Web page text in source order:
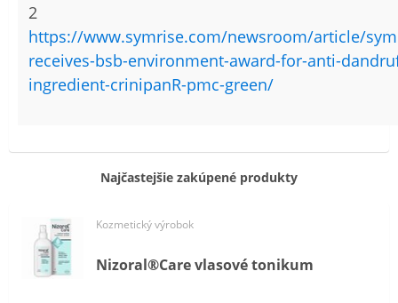
2
https://www.symrise.com/newsroom/article/
receives-bsb-environment-award-for-anti-
ingredient-crinipanR-pmc-green/
Najčastejšie zakúpené produkty
Kozmetický výrobok
Nizoral®Care vlasové tonikum